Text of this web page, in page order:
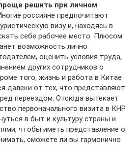
решить при личном
россияне предпочитают
визу и, находясь в
себе рабочее место. Плюсом
возможность лично
оценить условия труда,
других сотрудников о
того, жизнь и работа в Китае
далеки от тех, что представляют
переездом. Отсюда вытекает
первоначального визита в КНР
в быт и культуру страны и
чтобы иметь представление о
сможете ли вы гармонично